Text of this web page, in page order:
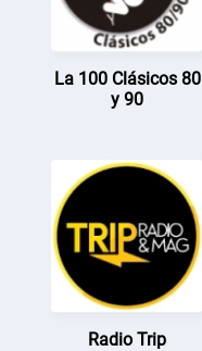
La 100 Clásicos 80
y 90
Radio Trip